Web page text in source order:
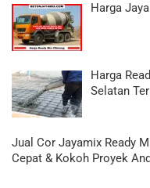
Harga
Harga
Selatan
Jual Cor Jayamix Ready
Cepat & Kokoh Proyek